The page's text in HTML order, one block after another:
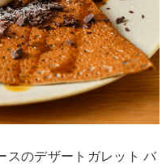
スのデザートガレット バ